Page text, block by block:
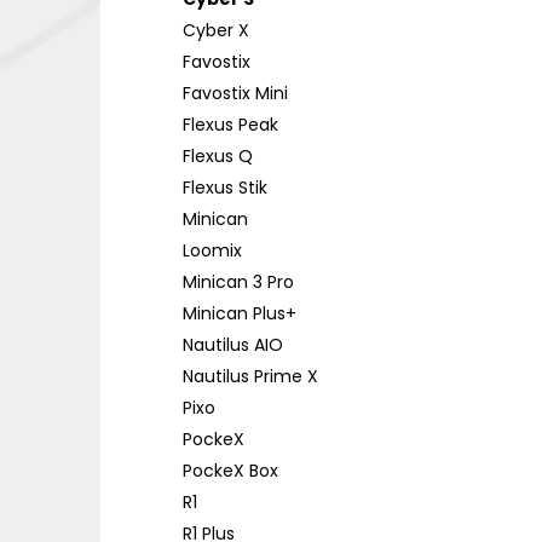
Cyber X
Favostix
Favostix Mini
Flexus Peak
Flexus Q
Flexus Stik
Minican
Loomix
Minican 3 Pro
Minican Plus+
Nautilus AIO
Nautilus Prime X
Pixo
PockeX
PockeX Box
R1
R1 Plus
DEKANG DESERT SHIP 10ML 18MG
155 Kč
Původně:195 Kč